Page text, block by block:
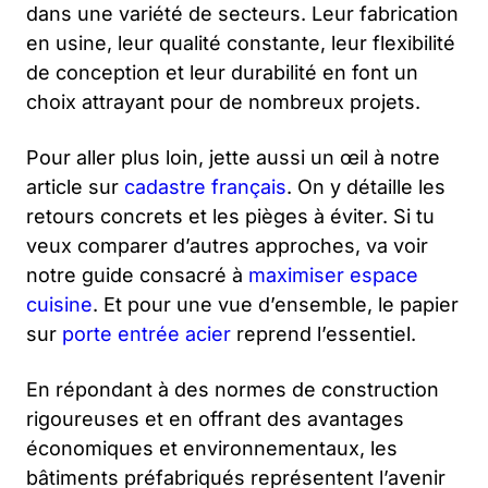
dans une variété de secteurs. Leur fabrication
en usine, leur qualité constante, leur flexibilité
de conception et leur durabilité en font un
choix attrayant pour de nombreux projets.
Pour aller plus loin, jette aussi un œil à notre
article sur cadastre français. On y détaille les
retours concrets et les pièges à éviter. Si tu
veux comparer d’autres approches, va voir
notre guide consacré à maximiser espace
cuisine. Et pour une vue d’ensemble, le papier
sur porte entrée acier reprend l’essentiel.
En répondant à des normes de construction
rigoureuses et en offrant des avantages
économiques et environnementaux, les
bâtiments préfabriqués représentent l’avenir